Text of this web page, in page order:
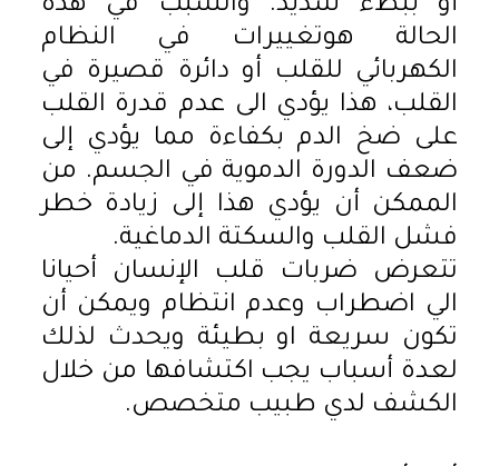
أو ببطء شديد. والسبب في هذه
الحالة هوتغييرات في النظام
الكهربائي للقلب أو دائرة قصيرة في
القلب، هذا يؤدي الى عدم قدرة القلب
على ضخ الدم بكفاءة مما يؤدي إلى
ضعف الدورة الدموية في الجسم. من
الممكن أن يؤدي هذا إلى زيادة خطر
فشل القلب والسكتة الدماغية.
تتعرض ضربات قلب الإنسان أحيانا
الي اضطراب وعدم انتظام ويمكن أن
تكون سريعة او بطيئة ويحدث لذلك
لعدة أسباب يجب اكتشافها من خلال
الكشف لدي طبيب متخصص.